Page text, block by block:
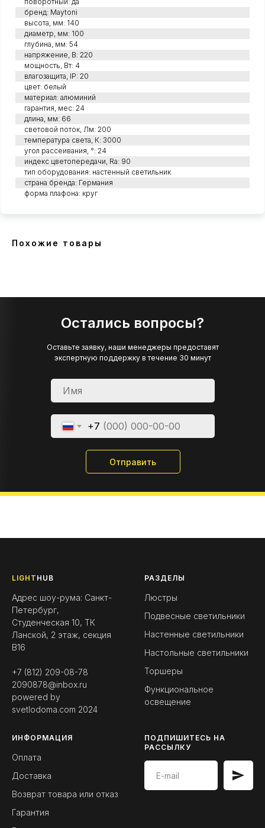
бренд: Maytoni
высота, мм: 140
диаметр, мм: 100
глубина, мм: 54
напряжение, В: 220
мощность, Вт: 4
влагозащита, IP: 20
цвет: белый
материал: алюминий
гарантия, мес: 24
длина, мм: 66
световой поток, Лм: 200
температура света, К: 3000
угол рассеивания, °: 24
индекс цветопередачи, Ra: 90
тип оборудования: настенный светильник
страна бренда: Германия
форма плафона: круг
Похожие товары
Остались вопросы?
+7
Отправить
Оставьте заявку, наши менеджеры предоставят
экспертную поддержку в течение 30 минут
LIGHT HUB
Адрес шоу-рума: Санкт-
Петербург,
Студенческая 10, ТК
Ланской, 2 этаж, секция
B16
+7 (812) 209-08-78
2090878@inbox.ru
powered by
svetlodoma.com 2024
РАЗДЕЛЫ
Люстры
Подвесные светильники
Настенные светильники
Настольные светильники
Торшеры
Функциональное
освещение
ИНФОРМАЦИЯ
Оплата
Доставка
Возврат товара или отказ
Гарантия
ПОДПИШИТЕСЬ НА
РАССЫЛКУ